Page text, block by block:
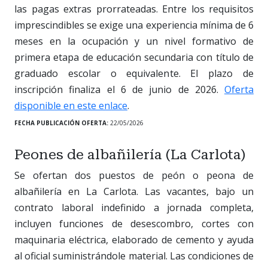
las pagas extras prorrateadas. Entre los requisitos
imprescindibles se exige una experiencia mínima de 6
meses en la ocupación y un nivel formativo de
primera etapa de educación secundaria con título de
graduado escolar o equivalente. El plazo de
inscripción finaliza el 6 de junio de 2026. Oferta
disponible en este enlace.
FECHA PUBLICACIÓN OFERTA: 22/05/2026
Peones de albañilería (La Carlota)
Se ofertan dos puestos de peón o peona de
albañilería en La Carlota. Las vacantes, bajo un
contrato laboral indefinido a jornada completa,
incluyen funciones de desescombro, cortes con
maquinaria eléctrica, elaborado de cemento y ayuda
al oficial suministrándole material. Las condiciones de